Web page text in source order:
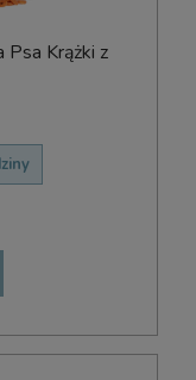
Psa Krążki z